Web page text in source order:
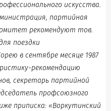
искусства.
партийная
рекомендуют тов.
поездки
в сентябре месяце 1987
рекомендацию
секретарь партийной
профсоюзного
приписка: «Воркутинский